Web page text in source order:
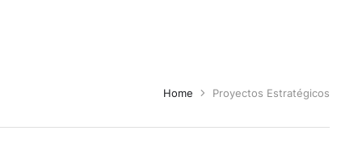
Home Proyectos Estratégicos